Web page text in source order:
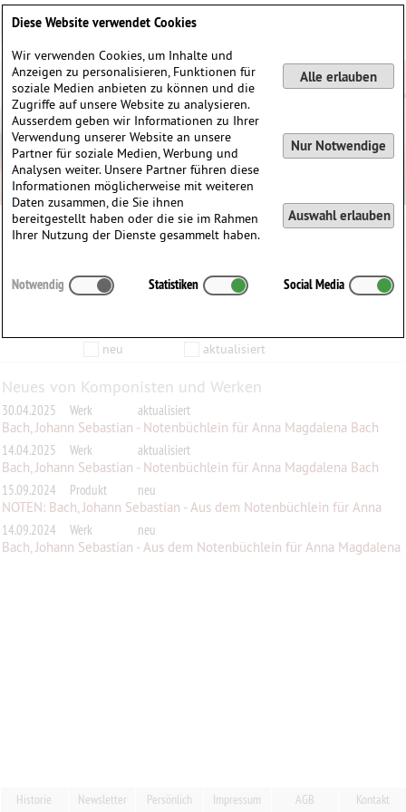
aktualisiert wurden…
Anzeigen
neu
aktualisiert
Neues von Komponisten und Werken
30.04.2025 Werk
aktualisiert
Bach, Johann Sebastian - Notenbüchlein für Anna Magdalena Bach
(1722),...
14.04.2025 Werk
aktualisiert
Bach, Johann Sebastian - Notenbüchlein für Anna Magdalena Bach
(1722),...
15.09.2024 Produkt
neu
NOTEN: Bach, Johann Sebastian - Aus dem Notenbüchlein für Anna
Magdale...
14.09.2024 Werk
neu
Bach, Johann Sebastian - Aus dem Notenbüchlein für Anna Magdalena
Historie Newsletter Persönlich Impressum AGB Kontakt
Diese Website verwendet Cookies
Wir verwenden Cookies, um Inhalte und
Anzeigen zu personalisieren, Funktionen für
soziale Medien anbieten zu können und die
Zugriffe auf unsere Website zu analysieren.
Ausserdem geben wir Informationen zu Ihrer
Verwendung unserer Website an unsere
Partner für soziale Medien, Werbung und
Analysen weiter. Unsere Partner führen diese
Informationen möglicherweise mit weiteren
Daten zusammen, die Sie ihnen
bereitgestellt haben oder die sie im Rahmen
Ihrer Nutzung der Dienste gesammelt haben.
Alle erlauben
Nur Notwendige
Auswahl erlauben
Notwendig Statistiken Social Media